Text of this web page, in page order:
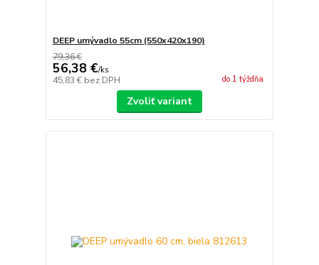
DEEP umývadlo 55cm (550x420x190)
79,36 €
56,38 €/ks
45,83 € bez DPH do 1 týždňa
Zvoliť variant